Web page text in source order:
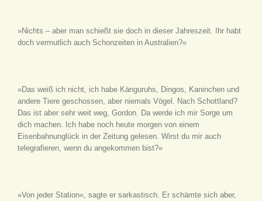
»Nichts – aber man schießt sie doch in dieser Jahreszeit. Ihr habt
doch vermutlich auch Schonzeiten in Australien?«
»Das weiß ich nicht, ich habe Känguruhs, Dingos, Kaninchen und
andere Tiere geschossen, aber niemals Vögel. Nach Schottland?
Das ist aber sehr weit weg, Gordon. Da werde ich mir Sorge um
dich machen. Ich habe noch heute morgen von einem
Eisenbahnunglück in der Zeitung gelesen. Wirst du mir auch
telegrafieren, wenn du angekommen bist?«
»Von jeder Station«, sagte er sarkastisch. Er schämte sich aber,